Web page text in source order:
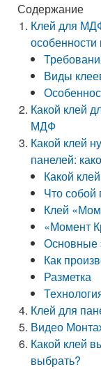
Содержание
Клей для
Виды
Какой клей
МДФ
Какой клей
панелей:
Какой
Что собой
Клей
«Момент
Основные
Как
Разметка
Клей для
Видео
Какой клей
выбрать?